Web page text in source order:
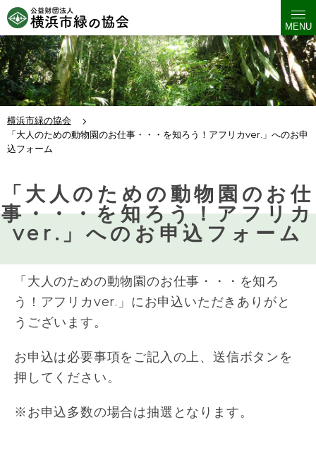
MENU
横浜市緑の協会
「大人のための動物園のお仕事・・・を知ろう！アフリカver.」へのお申
込フォーム
「大人のための動物園のお仕
事・・・を知ろう！アフリカ
ver.」へのお申込フォーム
「大人のための動物園のお仕事・・・を知ろ
う！アフリカver.」にお申込いただきありがと
うございます。
お申込は必要事項をご記入の上、送信ボタンを
押してください。
※お申込多数の場合は抽選となります。